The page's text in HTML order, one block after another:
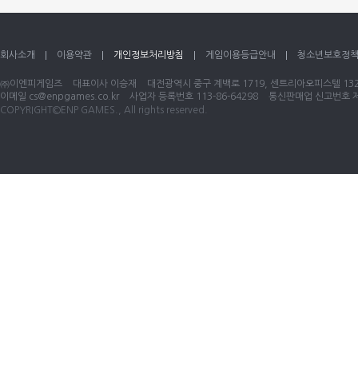
회사소개 이용약관 개인정보처리방침 게임이용등급안내 청소년보호정책
㈜이엔피게임즈 대표이사 이승재
대전광역시 중구 계백로 1719, 센트리아오피스텔
이메일 cs@enpgames.co.kr 사업자 등록번호 113-86-64298
통신판매업 신고번호
COPYRIGHT©ENP GAMES., All rights reserved.